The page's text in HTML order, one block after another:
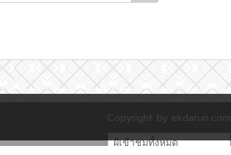
Copyright by ekdarun.com
ผู้เข้าชมทั้งหมด